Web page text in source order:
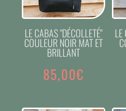
LE CABAS "DÉCOLLETÉ"
COULEUR NOIR MAT ET
BRILLANT
85,00€
LE